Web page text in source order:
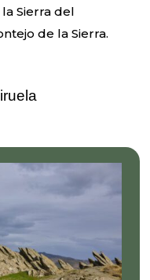
Sierra del
de la Sierra.